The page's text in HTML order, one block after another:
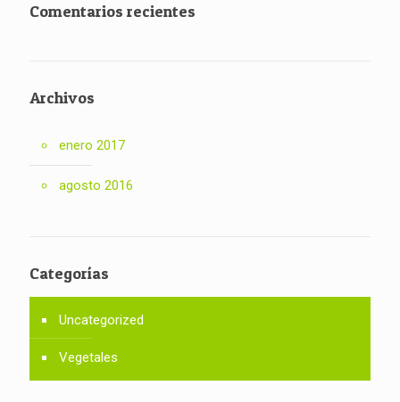
Comentarios recientes
Archivos
enero 2017
agosto 2016
Categorías
Uncategorized
Vegetales